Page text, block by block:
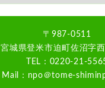
〒987-0511
宮城県登米市迫町佐沼字
TEL：0220-21-
Mail：npo＠tome-